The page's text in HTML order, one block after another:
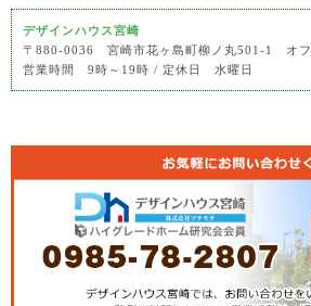
デザインハウス宮崎
〒880-0036 宮崎市花ヶ島町柳ノ丸501-1 オフ
営業時間 9時～19時 / 定休日 水曜日